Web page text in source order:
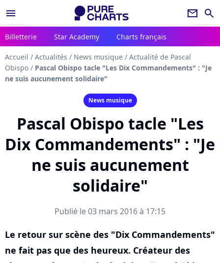
menu newsletter search
Billetterie Star Academy Charts français
Accueil / Actualités / News musique / Actualité de Pascal
Obispo / Pascal Obispo tacle "Les Dix Commandements" : "Je
ne suis aucunement solidaire"
News musique
Pascal Obispo tacle "Les
Dix Commandements" : "Je
ne suis aucunement
solidaire"
Publié le 03 mars 2016 à 17:15
Le retour sur scène des "Dix Commandements"
ne fait pas que des heureux. Créateur des